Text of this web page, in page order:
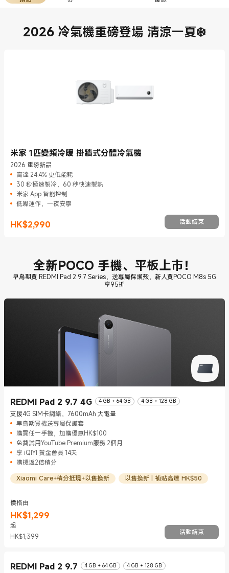
2026 冷氣機重磅登場 清涼一夏❄️
米家 1匹變頻冷暖 掛牆式分體冷氣機
2026 重磅新品
高達 24.4% 更低能耗
30 秒極速製冷，60 秒快速製熱
米家 App 智能控制
低噪運作，一夜安寧
HK$2,990
現價 HK$2990
活動結束
全新POCO 手機、平板上市！
早鳥期買 REDMI Pad 2 9.7 Series，送專屬保護殼，新人買POCO M8s 5G
享95折
REDMI Pad 2 9.7 4G 4 GB + 64 GB 4 GB + 128 GB
支援4G SIM卡網絡，7600mAh 大電量
早鳥期買機送專屬保護套
購買任一手機，加購優惠HK$100
免費試用YouTube Premium服務 2個月
享 iQIYI 黃金會員 14天
購機返2倍積分
Xiaomi Care+積分抵現+以舊換新
以舊換新 | 補貼高達 HK$50
價格由
HK$1,299
現價 HK$1299
起
HK$1,399
市場價格 HK$1,399
活動結束
REDMI Pad 2 9.7 4 GB + 64 GB 4 GB + 128 GB